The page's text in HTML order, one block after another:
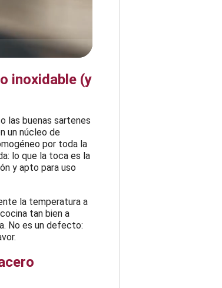
inoxidable (y
las buenas sartenes
un núcleo de
por toda la
lo que la toca es la
y apto para uso
la temperatura a
tan bien a
No es un defecto: